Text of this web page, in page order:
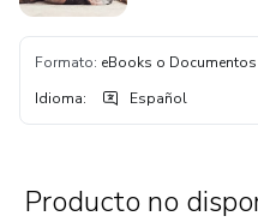
Formato: eBooks o Documentos
Idioma: Español
Producto no